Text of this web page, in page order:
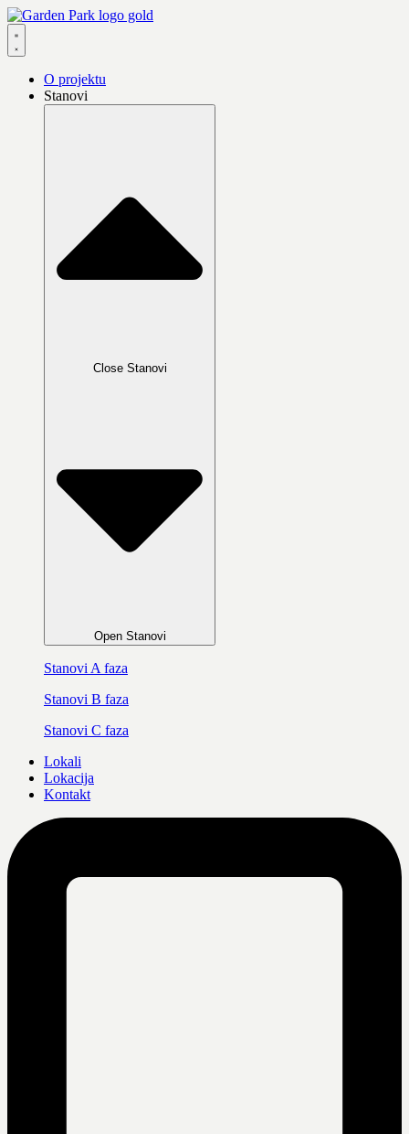
Skip
to
content
O projektu
Stanovi
Close Stanovi
Open Stanovi
Stanovi A faza
Stanovi B faza
Stanovi C faza
Lokali
Lokacija
Kontakt